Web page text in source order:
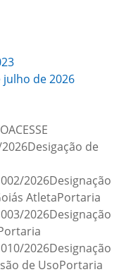
julho de 2026
de
2026Designação
AtletaPortaria
2026Designação
2026Designação
de UsoPortaria